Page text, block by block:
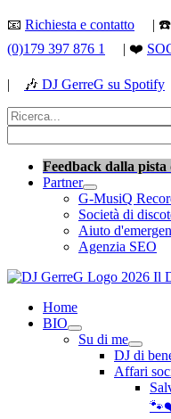
Vai
contenuto
📧 Richiesta e contatto | ☎️
(0)179 397 876 1
| ❤️
| 🎶 DJ GerreG su Spotify
Cerca:
Feedback dalla
Partner
G-MusiQ
Società di
Aiuto
Agenzia SEO
Home
BIO
Su di me
DJ di
Affari